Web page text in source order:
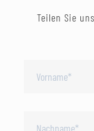
Teilen Sie